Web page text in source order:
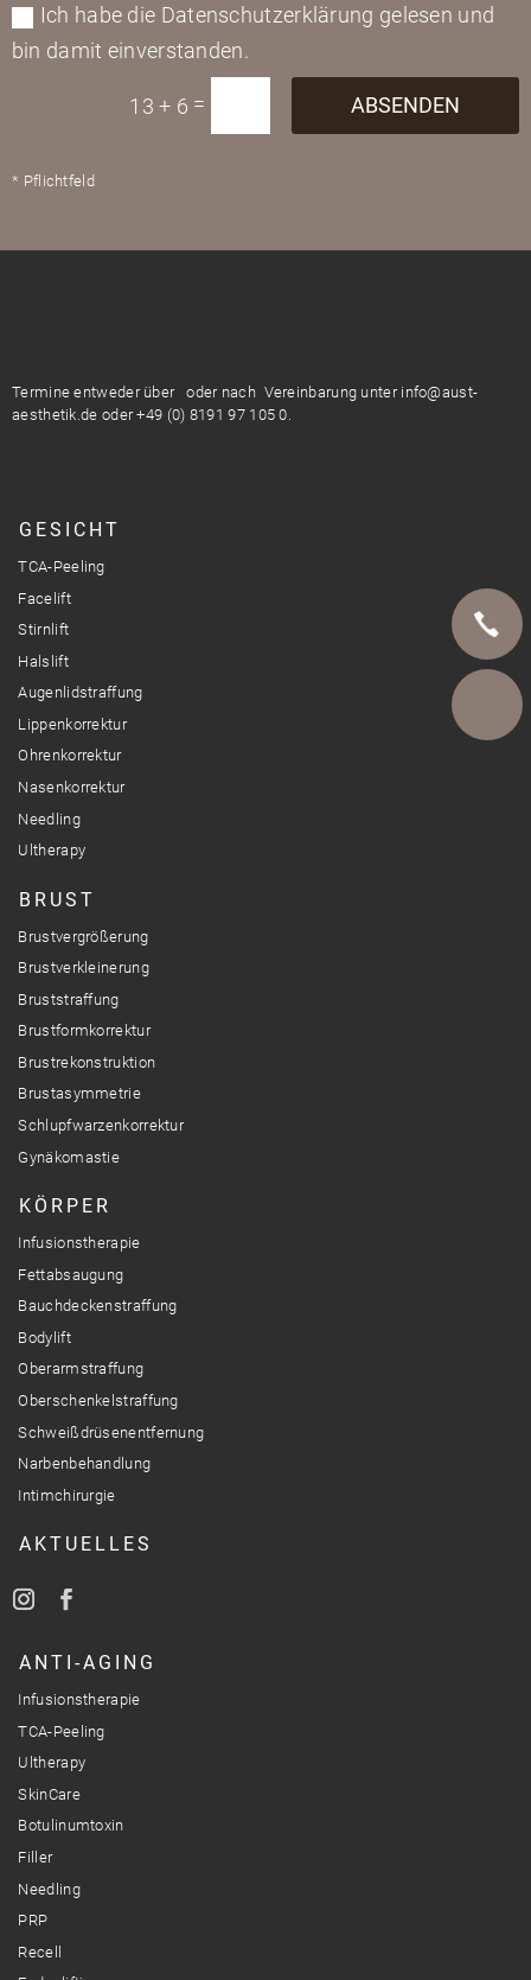
Ich habe die Datenschutzerklärung gelesen und
bin damit einverstanden.
13 + 6 = ABSENDEN
* Pflichtfeld
Termine entweder über oder nach Vereinbarung unter info@aust-
aesthetik.de oder +49 (0) 8191 97 105 0.
GESICHT
TCA-Peeling
Facelift
Stirnlift
Halslift
Augenlidstraffung
Lippenkorrektur
Ohrenkorrektur
Nasenkorrektur
Needling
Ultherapy
BRUST
Brustvergrößerung
Brustverkleinerung
Bruststraffung
Brustformkorrektur
Brustrekonstruktion
Brustasymmetrie
Schlupfwarzenkorrektur
Gynäkomastie
KÖRPER
Infusionstherapie
Fettabsaugung
Bauchdeckenstraffung
Bodylift
Oberarmstraffung
Oberschenkelstraffung
Schweißdrüsenentfernung
Narbenbehandlung
Intimchirurgie
AKTUELLES
ANTI-AGING
Infusionstherapie
TCA-Peeling
Ultherapy
SkinCare
Botulinumtoxin
Filler
Needling
PRP
Recell
Telefon